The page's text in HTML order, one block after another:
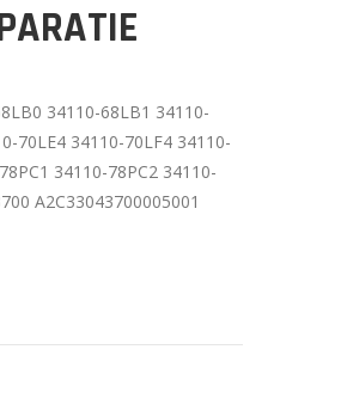
34110-68LB1 34110-
70LE4 34110-70LF4 34110-
34110-78PC2 34110-
A2C33043700005001